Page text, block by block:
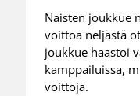
Naisten joukkue
voittoa neljästä
joukkue haastoi
kamppailuissa,
voittoja.